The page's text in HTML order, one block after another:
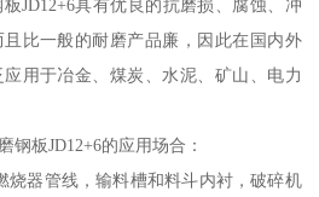
JD12+6具有优良的抗磨损、腐蚀、冲
比一般的耐磨产品廉，因此在国内外
用于冶金、煤炭、水泥、矿山、电力
钢板JD12+6的应用场合：
烧器管线，输料槽和料斗内衬，破碎机